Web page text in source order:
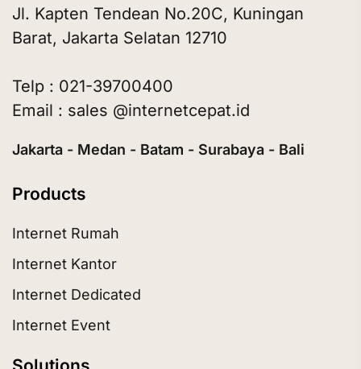
Jl. Kapten Tendean No.20C, Kuningan
Barat, Jakarta Selatan 12710
Telp : 021-39700400
Email : sales @internetcepat.id
Jakarta - Medan - Batam - Surabaya - Bali
Products
Internet Rumah
Internet Kantor
Internet Dedicated
Internet Event